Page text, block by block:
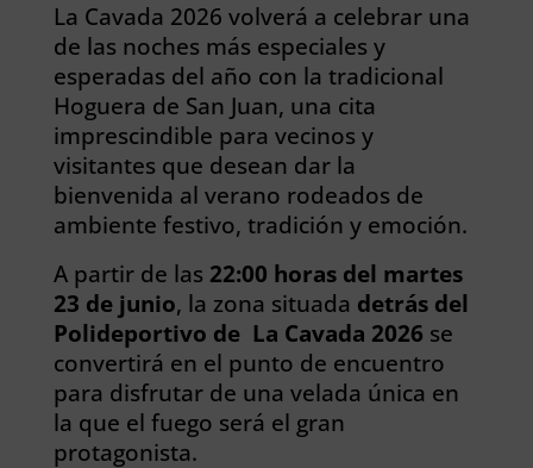
La Cavada 2026 volverá a celebrar una
de las noches más especiales y
esperadas del año con la tradicional
Hoguera de San Juan, una cita
imprescindible para vecinos y
visitantes que desean dar la
bienvenida al verano rodeados de
ambiente festivo, tradición y emoción.
A partir de las 22:00 horas del martes
23 de junio, la zona situada detrás del
Polideportivo de La Cavada 2026 se
convertirá en el punto de encuentro
para disfrutar de una velada única en
la que el fuego será el gran
protagonista.